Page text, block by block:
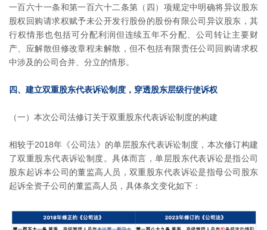
一百六十一条和第一百六十二条第（四）项规定中明确将异议股东
股权回购请求权赋予未公开发行股份的股份有限公司异议股东，其
行权情形也包括可分配利润但连续五年不分配、公司转让主要财
产、应解散但修改章程未解散，但不包括有限责任公司回购请求权
中涉及的公司合并、分立的情形。
四、建立双重股东代表诉讼制度，穿透股东层级行使诉权
（一）本次公司法修订关于双重股东代表诉讼制度的构建
相较于2018年《公司法》的单层股东代表诉讼制度，本次修订构建
了双重股东代表诉讼制度。具体而言，单层股东代表诉讼是指公司
股东起诉本公司的董监高人员，双重股东代表诉讼是指母公司股东
起诉全资子公司的董监高人员，具体条文变化如下：